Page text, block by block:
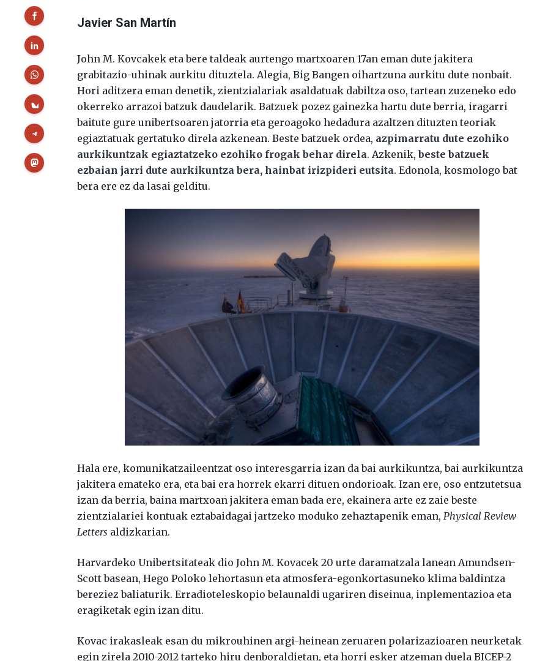
Javier San Martín
John M. Kovcakek eta bere taldeak aurtengo martxoaren 17an eman dute jakitera
grabitazio-uhinak aurkitu dituztela. Alegia, Big Bangen oihartzuna aurkitu dute nonbait.
Hori aditzera eman denetik, zientzialariak asaldatuak dabiltza oso, tartean zuzeneko edo
okerreko arrazoi batzuk daudelarik. Batzuek pozez gainezka hartu dute berria, iragarri
baitute gure unibertsoaren jatorria eta geroagoko hedadura azaltzen dituzten teoriak
egiaztatuak gertatuko direla azkenean. Beste batzuek ordea, azpimarratu dute ezohiko
aurkikuntzak egiaztatzeko ezohiko frogak behar direla. Azkenik,beste batzuek
ezbaian jarri dute aurkikuntza bera, hainbat irizpideri eutsita. Edonola, kosmologo bat
bera ere ez da lasai gelditu.
Hala ere, komunikatzaileentzat oso interesgarria izan da bai aurkikuntza, bai aurkikuntza
jakitera emateko era, eta bai era horrek ekarri dituen ondorioak. Izan ere, oso entzutetsua
izan da berria, baina martxoan jakitera eman bada ere, ekainera arte ez zaie beste
zientzialariei kontuak eztabaidagai jartzeko moduko zehaztapenik eman,Physical Review
Letters aldizkarian.
Harvardeko Unibertsitateak dio John M. Kovacek 20 urte daramatzala lanean Amundsen-
Scott basean, Hego Poloko lehortasun eta atmosfera-egonkortasuneko klima baldintza
bereziez baliaturik. Erradioteleskopio belaunaldi ugariren diseinua, inplementazioa eta
eragiketak egin izan ditu.
Kovac irakasleak esan du mikrouhinen argi-heinean zeruaren polarizazioaren neurketak
egin zirela 2010-2012 tarteko hiru denboraldietan, eta horri esker atzeman duela BICEP-2